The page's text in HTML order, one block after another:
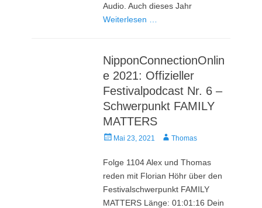
Audio. Auch dieses Jahr
Weiterlesen …
NipponConnectionOnlin
e 2021: Offizieller
Festivalpodcast Nr. 6 –
Schwerpunkt FAMILY
MATTERS
Veröffentlicht
Mai 23, 2021 AutorThomas
Folge 1104 Alex und Thomas
reden mit Florian Höhr über den
Festivalschwerpunkt FAMILY
MATTERS Länge: 01:01:16 Dein